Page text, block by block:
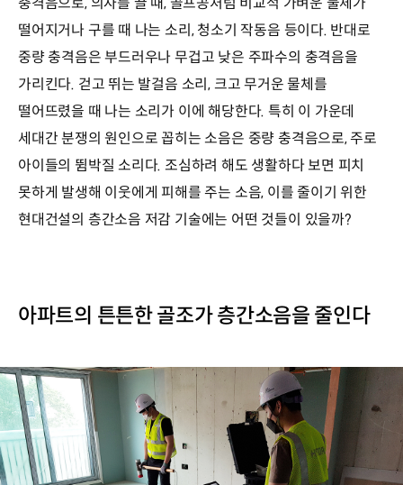
떨어지거나 구를 때 나는 소리, 청소기 작동음 등이다. 반대로
중량 충격음은 부드러우나 무겁고 낮은 주파수의 충격음을
가리킨다. 걷고 뛰는 발걸음 소리, 크고 무거운 물체를
떨어뜨렸을 때 나는 소리가 이에 해당한다. 특히 이 가운데
세대간 분쟁의 원인으로 꼽히는 소음은 중량 충격음으로, 주로
아이들의 뜀박질 소리다. 조심하려 해도 생활하다 보면 피치
못하게 발생해 이웃에게 피해를 주는 소음, 이를 줄이기 위한
현대건설의 층간소음 저감 기술에는 어떤 것들이 있을까?
아파트의 튼튼한 골조가 층간소음을 줄인다